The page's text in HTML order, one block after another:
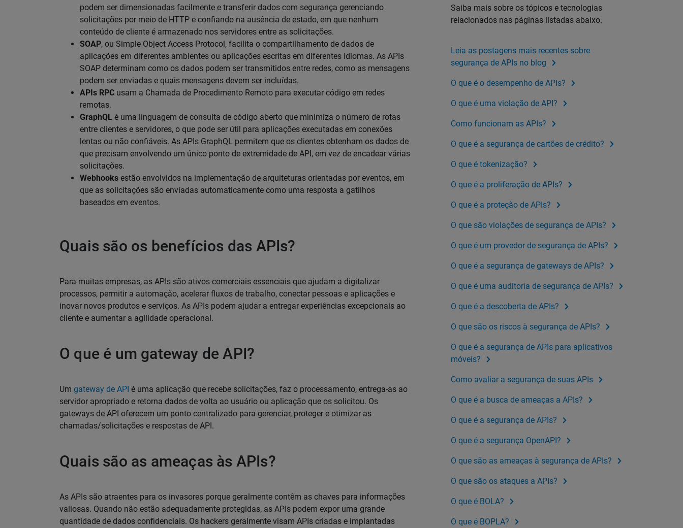
podem ser dimensionadas facilmente e transferir dados com segurança gerenciando
solicitações por meio de HTTP e confiando na ausência de estado, em que nenhum
conteúdo de cliente é armazenado nos servidores entre as solicitações.
SOAP, ou Simple Object Access Protocol, facilita o compartilhamento de dados de
aplicações em diferentes ambientes ou aplicações escritas em diferentes idiomas. As APIs
SOAP determinam como os dados podem ser transmitidos entre redes, como as mensagens
podem ser enviadas e quais mensagens devem ser incluídas.
APIs RPC usam a Chamada de Procedimento Remoto para executar código em redes
remotas.
GraphQL é uma linguagem de consulta de código aberto que minimiza o número de rotas
entre clientes e servidores, o que pode ser útil para aplicações executadas em conexões
lentas ou não confiáveis. As APIs GraphQL permitem que os clientes obtenham os dados de
que precisam envolvendo um único ponto de extremidade de API, em vez de encadear várias
solicitações.
Webhooks estão envolvidos na implementação de arquiteturas orientadas por eventos, em
que as solicitações são enviadas automaticamente como uma resposta a gatilhos
baseados em eventos.
Quais são os benefícios das APIs?
Para muitas empresas, as APIs são ativos comerciais essenciais que ajudam a digitalizar
processos, permitir a automação, acelerar fluxos de trabalho, conectar pessoas e aplicações e
inovar novos produtos e serviços. As APIs podem ajudar a entregar experiências excepcionais ao
cliente e aumentar a agilidade operacional.
O que é um gateway de API?
Um gateway de API é uma aplicação que recebe solicitações, faz o processamento, entrega-as ao
servidor apropriado e retorna dados de volta ao usuário ou aplicação que os solicitou. Os
gateways de API oferecem um ponto centralizado para gerenciar, proteger e otimizar as
chamadas/solicitações e respostas de API.
Quais são as ameaças às APIs?
As APIs são atraentes para os invasores porque geralmente contêm as chaves para informações
valiosas. Quando não estão adequadamente protegidas, as APIs podem expor uma grande
quantidade de dados confidenciais. Os hackers geralmente visam APIs criadas e implantadas
Saiba mais sobre os tópicos e tecnologias
relacionados nas páginas listadas abaixo.
Leia as postagens mais recentes sobre
segurança de APIs no blog
O que é o desempenho de APIs?
O que é uma violação de API?
Como funcionam as APIs?
O que é a segurança de cartões de crédito?
O que é tokenização?
O que é a proliferação de APIs?
O que é a proteção de APIs?
O que são violações de segurança de APIs?
O que é um provedor de segurança de APIs?
O que é a segurança de gateways de APIs?
O que é uma auditoria de segurança de APIs?
O que é a descoberta de APIs?
O que são os riscos à segurança de APIs?
O que é a segurança de APIs para aplicativos
móveis?
Como avaliar a segurança de suas APIs
O que é a busca de ameaças a APIs?
O que é a segurança de APIs?
O que é a segurança OpenAPI?
O que são as ameaças à segurança de APIs?
O que são os ataques a APIs?
O que é BOLA?
O que é BOPLA?